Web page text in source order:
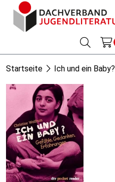
Startseite Ich und ein Baby?